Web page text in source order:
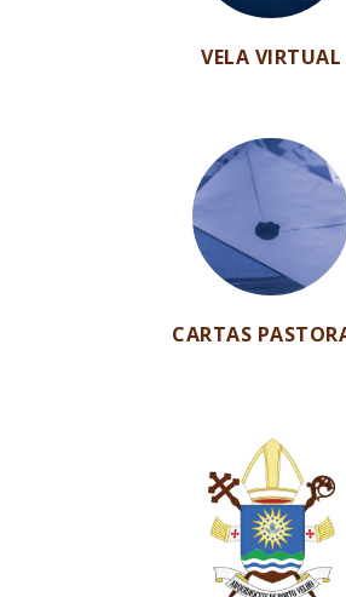
VELA VIRTUAL
CARTAS